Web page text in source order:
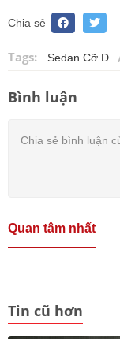
Chia sẻ
Tags: Sedan Cỡ D
Bình luận
Quan tâm nhất
Tin cũ hơn